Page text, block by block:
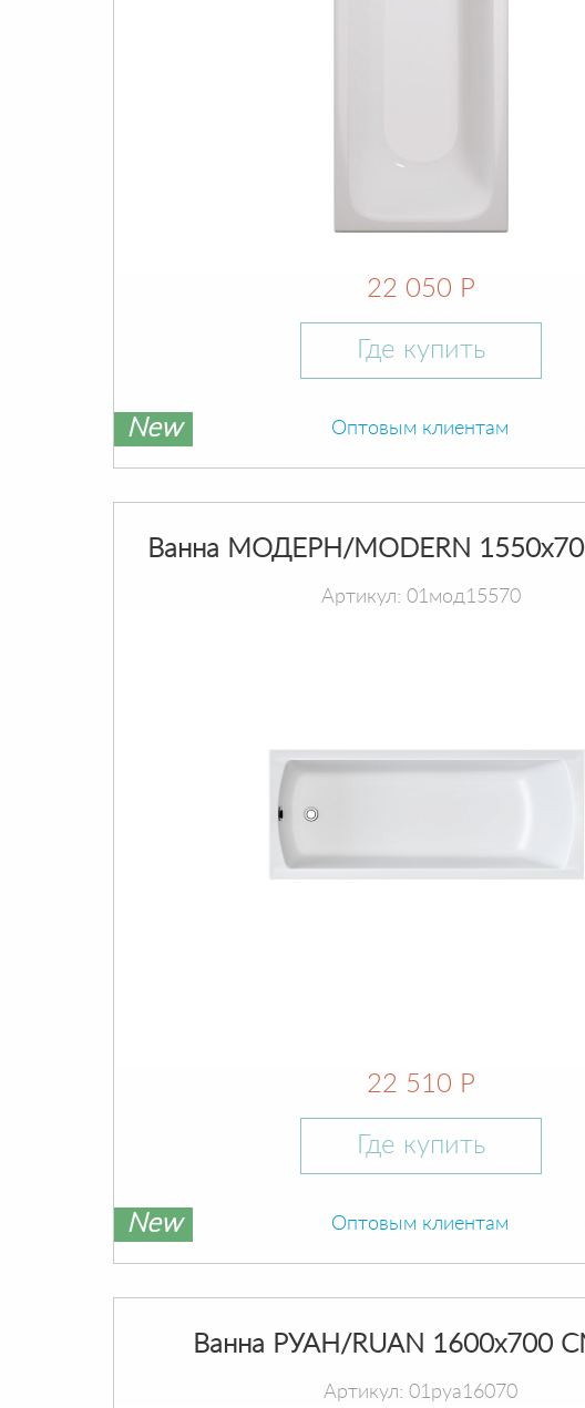
22 050 Р
Где купить
New Оптовым клиентам
Ванна МОДЕРН/MODERN
Артикул: 01мод15570
22 510 Р
Где купить
New Оптовым клиентам
Ванна РУАН/RUAN 1600х700
Артикул: 01руа16070